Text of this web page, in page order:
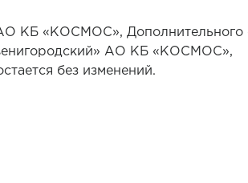
КБ «КОСМОС», Дополнительного
АО КБ «КОСМОС»,
без изменений.